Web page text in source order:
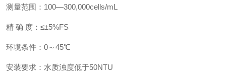
测量范围：100—300,000cells/mL
精 确 度：≤±5%FS
环境条件：0～45℃
安装要求：水质浊度低于50NTU